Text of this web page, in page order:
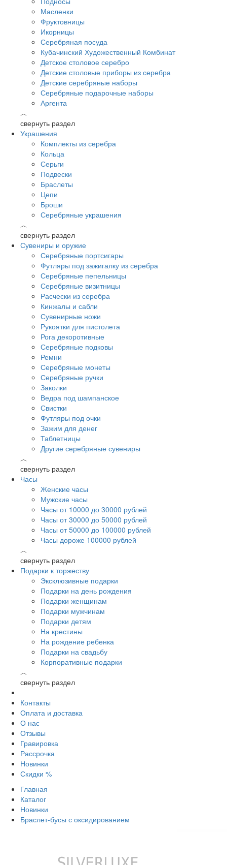
Масленки
Фруктовницы
Икорницы
Серебряная посуда
Кубачинский Художественный Комбинат
Детское столовое серебро
Детские столовые приборы из серебра
Детские серебряные наборы
Серебряные подарочные наборы
Аргента
︿
свернуть раздел
Украшения
Комплекты из серебра
Кольца
Серьги
Подвески
Браслеты
Цепи
Броши
Серебряные украшения
︿
свернуть раздел
Сувениры и оружие
Серебряные портсигары
Футляры под зажигалку из серебра
Серебряные пепельницы
Серебряные визитницы
Расчески из серебра
Кинжалы и сабли
Сувенирные ножи
Рукоятки для пистолета
Рога декоротивные
Серебряные подковы
Ремни
Серебряные монеты
Серебряные ручки
Заколки
Ведра под шампанское
Свистки
Футляры под очки
Зажим для денег
Таблетницы
Другие серебряные сувениры
︿
свернуть раздел
Часы
Женские часы
Мужские часы
Часы от 10000 до 30000 рублей
Часы от 30000 до 50000 рублей
Часы от 50000 до 100000 рублей
Часы дороже 100000 рублей
︿
свернуть раздел
Подарки к торжеству
Эксклюзивные подарки
Подарки на день рождения
Подарки женщинам
Подарки мужчинам
Подарки детям
На крестины
На рождение ребенка
Подарки на свадьбу
Корпоративные подарки
︿
свернуть раздел
Контакты
Оплата и доставка
О нас
Отзывы
Гравировка
Рассрочка
Новинки
Скидки %
Главная
Каталог
Новинки
Браслет-бусы с оксидированием